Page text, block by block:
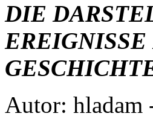
DIE
Autor: hladam